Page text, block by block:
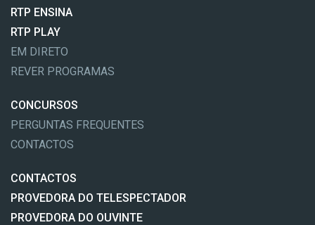
RTP ENSINA
RTP PLAY
EM DIRETO
REVER PROGRAMAS
CONCURSOS
PERGUNTAS FREQUENTES
CONTACTOS
CONTACTOS
PROVEDORA DO TELESPECTADOR
PROVEDORA DO OUVINTE